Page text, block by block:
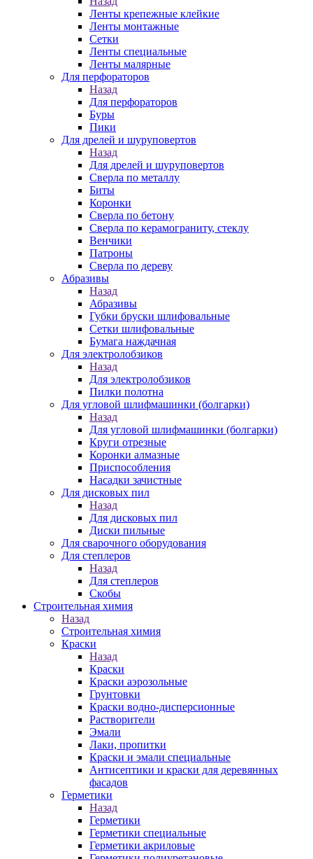
Ленты крепежные клейкие
Ленты монтажные
Сетки
Ленты специальные
Ленты малярные
Для перфораторов
Назад
Для перфораторов
Буры
Пики
Для дрелей и шуруповертов
Назад
Для дрелей и шуруповертов
Сверла по металлу
Биты
Коронки
Сверла по бетону
Сверла по керамограниту, стеклу
Венчики
Патроны
Сверла по дереву
Абразивы
Назад
Абразивы
Губки бруски шлифовальные
Сетки шлифовальные
Бумага наждачная
Для электролобзиков
Назад
Для электролобзиков
Пилки полотна
Для угловой шлифмашинки (болгарки)
Назад
Для угловой шлифмашинки (болгарки)
Круги отрезные
Коронки алмазные
Приспособления
Насадки зачистные
Для дисковых пил
Назад
Для дисковых пил
Диски пильные
Для сварочного оборудования
Для степлеров
Назад
Для степлеров
Скобы
Строительная химия
Назад
Строительная химия
Краски
Назад
Краски
Краски аэрозольные
Грунтовки
Краски водно-дисперсионные
Растворители
Эмали
Лаки, пропитки
Краски и эмали специальные
Антисептики и краски для деревянных
фасадов
Герметики
Назад
Герметики
Герметики специальные
Герметики акриловые